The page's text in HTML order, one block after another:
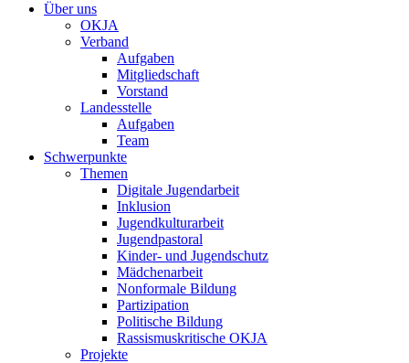
Über uns
OKJA
Verband
Aufgaben
Mitgliedschaft
Vorstand
Landesstelle
Aufgaben
Team
Schwerpunkte
Themen
Digitale Jugendarbeit
Inklusion
Jugendkulturarbeit
Jugendpastoral
Kinder- und Jugendschutz
Mädchenarbeit
Nonformale Bildung
Partizipation
Politische Bildung
Rassismuskritische OKJA
Projekte